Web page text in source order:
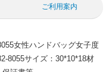
ご利用案内
女性ハンドバッグ女子度
8055サイズ：30*10*18材